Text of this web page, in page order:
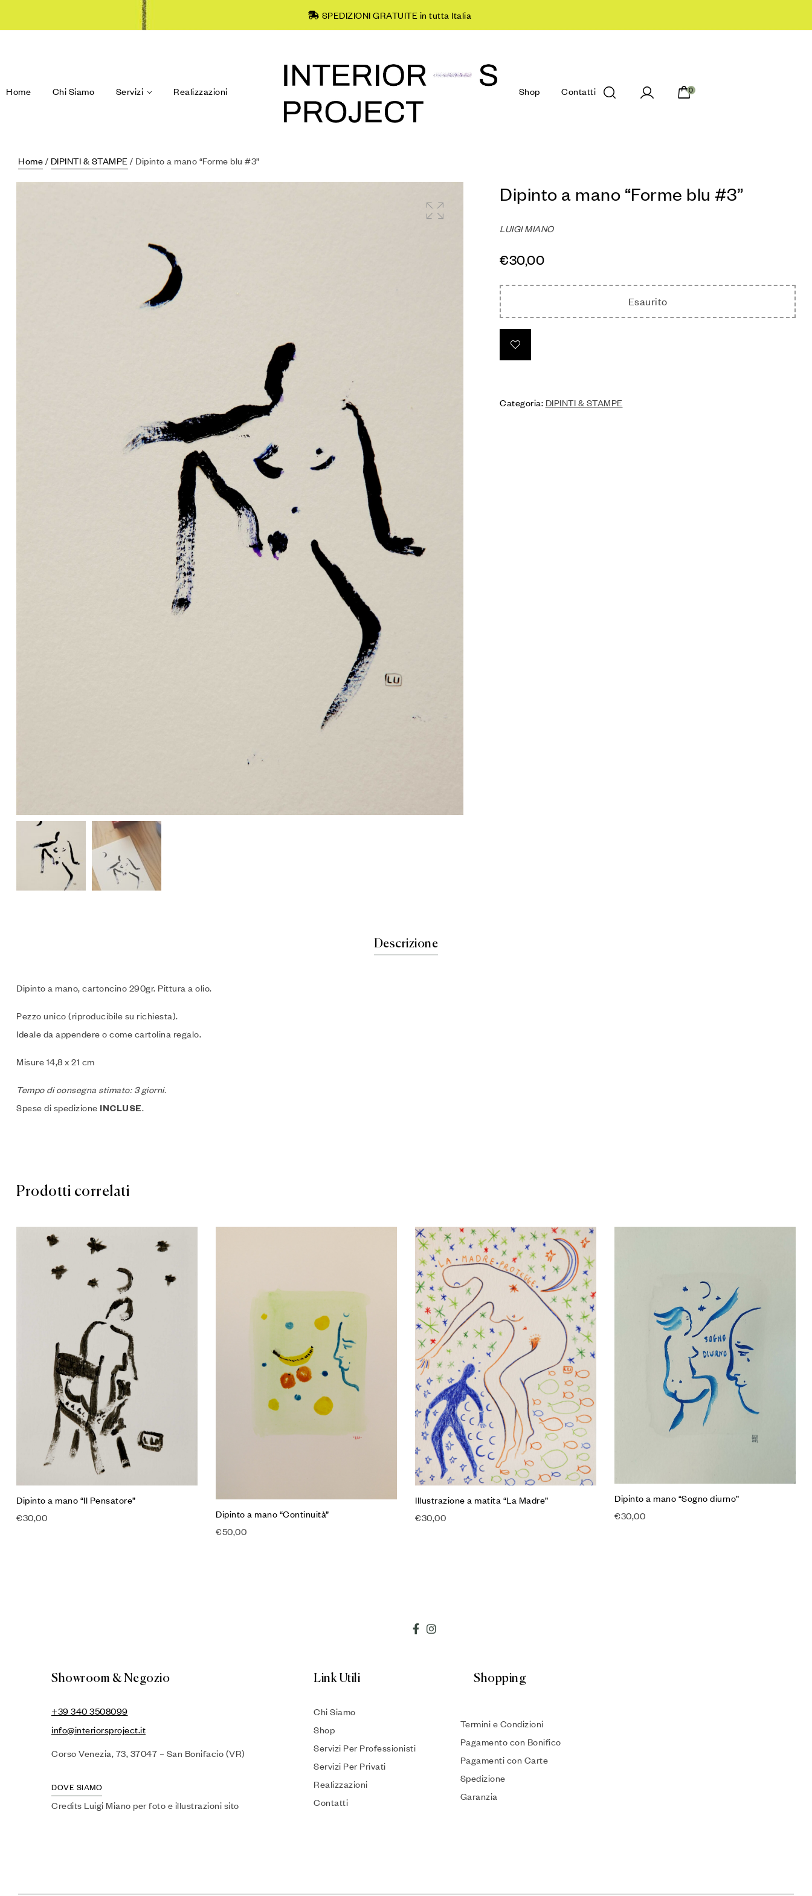
SPEDIZIONI GRATUITE in tutta Italia
Home Chi Siamo Servizi Realizzazioni Shop Contatti 0
Home / DIPINTI & STAMPE / Dipinto a mano “Forme blu #3”
Dipinto a mano “Forme blu #3”
LUIGI MIANO
€30,00
Esaurito
Categoria: DIPINTI & STAMPE
Descrizione
Dipinto a mano, cartoncino 290gr. Pittura a olio.
Pezzo unico (riproducibile su richiesta).
Ideale da appendere o come cartolina regalo.
Misure 14,8 x 21 cm
Tempo di consegna stimato: 3 giorni.
Spese di spedizione INCLUSE.
Prodotti correlati
Dipinto a mano “Il Pensatore”
€30,00
Aggiungi alla Lista desideri
Compare
Quick view
Aggiungi al carrello
Dipinto a mano “Continuità”
€50,00
Aggiungi al carrello
Illustrazione a matita “La Madre”
€30,00
Dipinto a mano “Sogno diurno”
€30,00
Showroom & Negozio
+39 340 3508099
info@interiorsproject.it
Corso Venezia, 73, 37047 – San Bonifacio (VR)
DOVE SIAMO
Credits Luigi Miano per foto e illustrazioni sito
Link Utili
Chi Siamo
Shop
Servizi Per Professionisti
Servizi Per Privati
Realizzazioni
Contatti
Shopping
Termini e Condizioni
Pagamento con Bonifico
Pagamenti con Carte
Spedizione
Garanzia